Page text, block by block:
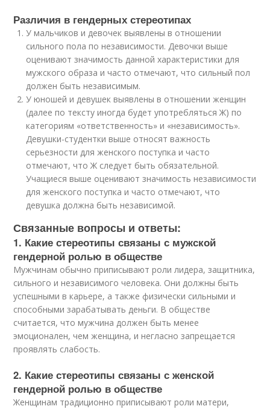
Различия в гендерных стереотипах
У мальчиков и девочек выявлены в отношении
сильного пола по независимости. Девочки выше
оценивают значимость данной характеристики для
мужского образа и часто отмечают, что сильный пол
должен быть независимым.
У юношей и девушек выявлены в отношении женщин
(далее по тексту иногда будет употребляться Ж) по
категориям «ответственность» и «независимость».
Девушки-студентки выше относят важность
серьезности для женского поступка и часто
отмечают, что Ж следует быть обязательной.
Учащиеся выше оценивают значимость независимости
для женского поступка и часто отмечают, что
девушка должна быть независимой.
Связанные вопросы и ответы:
1. Какие стереотипы связаны с мужской
гендерной ролью в обществе
Мужчинам обычно приписывают роли лидера, защитника,
сильного и независимого человека. Они должны быть
успешными в карьере, а также физически сильными и
способными зарабатывать деньги. В обществе
считается, что мужчина должен быть менее
эмоционален, чем женщина, и негласно запрещается
проявлять слабость.
2. Какие стереотипы связаны с женской
гендерной ролью в обществе
Женщинам традиционно приписывают роли матери,